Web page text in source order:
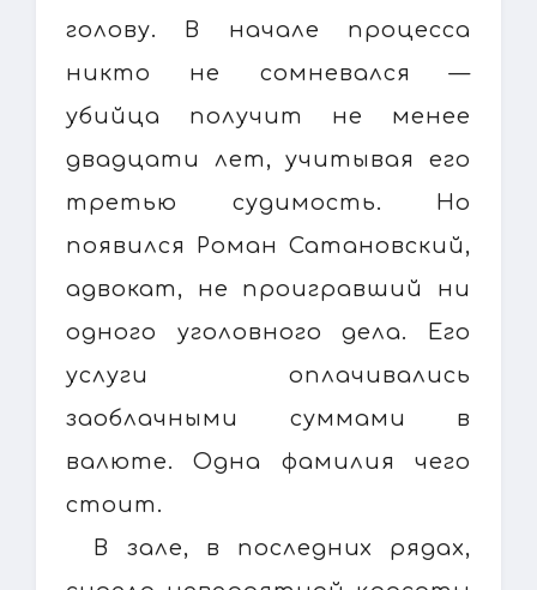
голову. В начале процесса
никто не сомневался —
убийца получит не менее
двадцати лет, учитывая его
третью судимость. Но
появился Роман Сатановский,
адвокат, не проигравший ни
одного уголовного дела. Его
услуги оплачивались
заоблачными суммами в
валюте. Одна фамилия чего
стоит.
В зале, в последних рядах,